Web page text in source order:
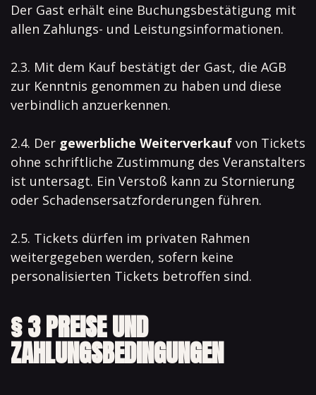
Der Gast erhält eine Buchungsbestätigung mit
allen Zahlungs- und Leistungsinformationen.
2.3. Mit dem Kauf bestätigt der Gast, die AGB
zur Kenntnis genommen zu haben und diese
verbindlich anzuerkennen.
2.4. Der gewerbliche Weiterverkauf von Tickets
ohne schriftliche Zustimmung des Veranstalters
ist untersagt. Ein Verstoß kann zu Stornierung
oder Schadensersatzforderungen führen.
2.5. Tickets dürfen im privaten Rahmen
weitergegeben werden, sofern keine
personalisierten Tickets betroffen sind.
§ 3 PREISE UND
ZAHLUNGSBEDINGUNGEN